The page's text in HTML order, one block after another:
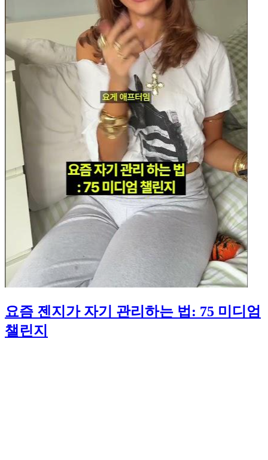
요즘 젠지가 자기 관리하는 법: 75 미디엄
챌린지